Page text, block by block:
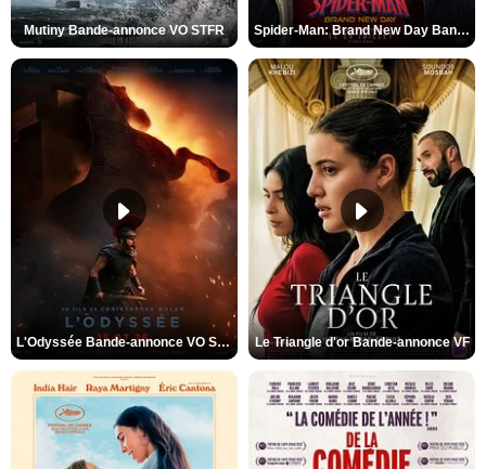
Mutiny Bande-annonce VO STFR Spider-Man: Brand New Day Bande-annonce VO STFR
L'Odyssée Bande-annonce VO STFR Le Triangle d'or Bande-annonce VF